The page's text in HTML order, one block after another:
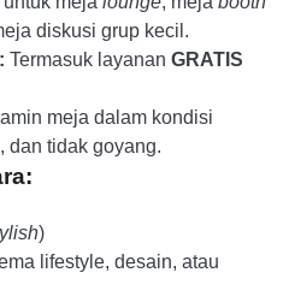
diskusi grup kecil.
Termasuk layanan GRATIS
meja dalam kondisi
dan tidak goyang.
)
lifestyle, desain, atau